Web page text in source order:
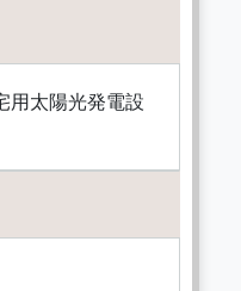
用太陽光発電設